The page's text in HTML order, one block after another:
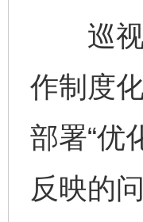
巡视
作制度
部署“优
反映的